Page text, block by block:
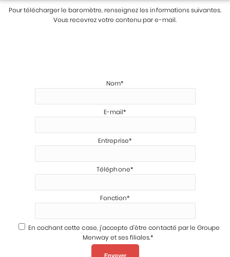
Pour télécharger le baromètre, renseignez les informations suivantes.
Vous recevrez votre contenu par e-mail.
Nom*
E-mail*
Entreprise*
Téléphone*
Fonction*
En cochant cette case, j'accepte d'être contacté par le Groupe
Menway et ses filiales.*